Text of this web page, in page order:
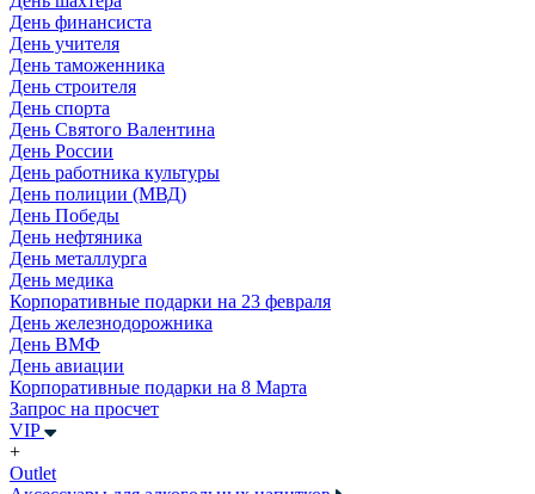
День финансиста
День учителя
День таможенника
День строителя
День спорта
День Святого Валентина
День России
День работника культуры
День полиции (МВД)
День Победы
День нефтяника
День металлурга
День медика
Корпоративные подарки на 23 февраля
День железнодорожника
День ВМФ
День авиации
Корпоративные подарки на 8 Марта
Запрос на просчет
VIP
+
Outlet